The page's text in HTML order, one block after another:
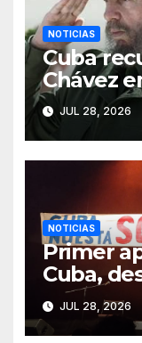
NOTICIAS
Cuba
Chávez
de su
JUL 28, 2026
NOTICIAS
Primer
Cuba,
JUL 28, 2026